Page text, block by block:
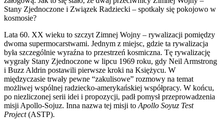
Stany Zjednoczone i Związek Radziecki – spotkały się pokojowo w
kosmosie?
Lata 60. XX wieku to szczyt Zimnej Wojny – rywalizacji pomiędzy
dwoma supermocarstwami. Jednym z miejsc, gdzie ta rywalizacja
była szczególnie wyraźna to przestrzeń kosmiczna. Tę rywalizację
wygrały Stany Zjednoczone w lipcu 1969 roku, gdy Neil Armstrong
i Buzz Aldrin postawili pierwsze kroki na Księżycu. W
międzyczasie trwały pewne “zakulisowe” rozmowy na temat
możliwej wspólnej radziecko-amerykańskiej współpracy. W końcu,
po niezliczonej serii idei i propozycji, padł pomysł przeprowadzenia
misji Apollo-Sojuz. Inna nazwa tej misji to Apollo Soyuz Test
Project(ASTP).